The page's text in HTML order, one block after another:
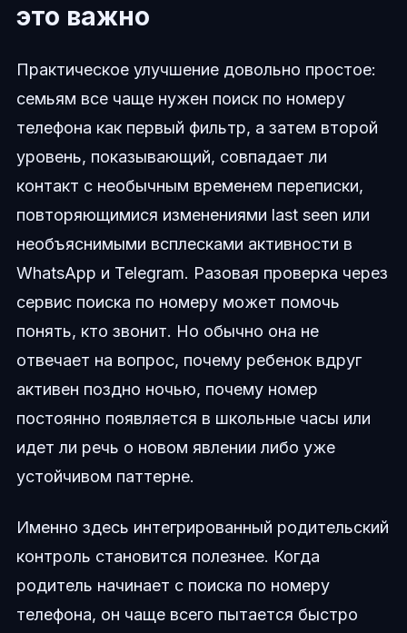
это важно
Практическое улучшение довольно простое:
семьям все чаще нужен поиск по номеру
телефона как первый фильтр, а затем второй
уровень, показывающий, совпадает ли
контакт с необычным временем переписки,
повторяющимися изменениями last seen или
необъяснимыми всплесками активности в
WhatsApp и Telegram. Разовая проверка через
сервис поиска по номеру может помочь
понять, кто звонит. Но обычно она не
отвечает на вопрос, почему ребенок вдруг
активен поздно ночью, почему номер
постоянно появляется в школьные часы или
идет ли речь о новом явлении либо уже
устойчивом паттерне.
Именно здесь интегрированный родительский
контроль становится полезнее. Когда
родитель начинает с поиска по номеру
телефона, он чаще всего пытается быстро